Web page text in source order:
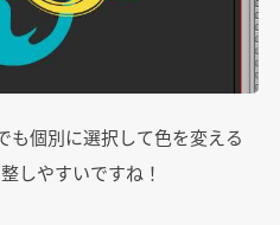
個別に選択して色を変える
しやすいですね！